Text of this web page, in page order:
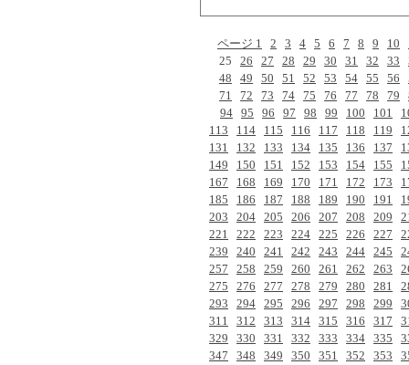
ページ 1 2 3 4 5 6 7 8 9 10
25
26 27 28 29 30 31 32 33
48
49 50 51 52 53 54 55 56
71
72 73 74 75 76 77 78 79
94 95 96 97 98 99 100 101
113
114 115 116 117 118 119
131
132 133 134 135 136 137
149
150 151 152 153 154 155
167
168 169 170 171 172 173
185
186 187 188 189 190 191
203
204 205 206 207 208 209
221
222 223 224 225 226 227
239
240 241 242 243 244 245
257
258 259 260 261 262 263
275
276 277 278 279 280 281
293
294 295 296 297 298 299
311
312 313 314 315 316 317
329
330 331 332 333 334 335
347
348 349 350 351 352 353